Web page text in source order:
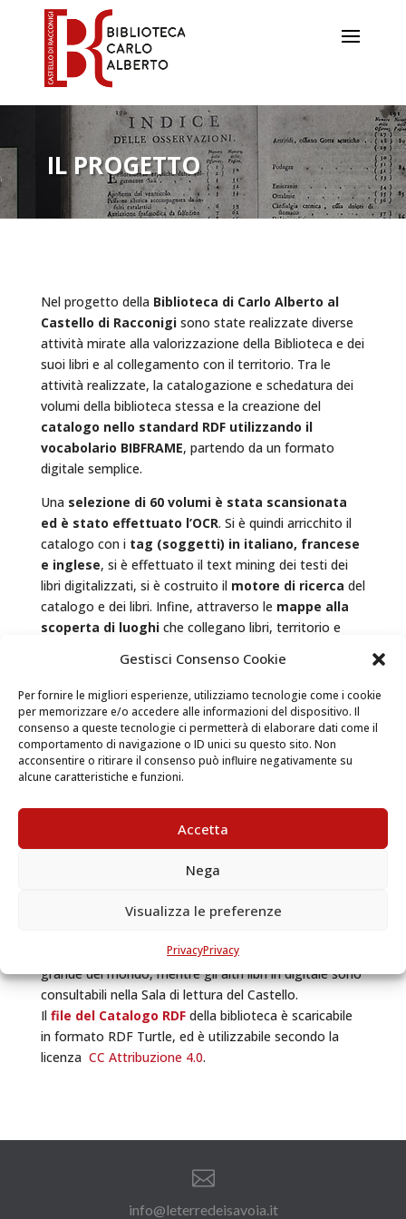
Gestisci Consenso Cookie
Per fornire le migliori esperienze, utilizziamo tecnologie come i cookie
per memorizzare e/o accedere alle informazioni del dispositivo. Il
consenso a queste tecnologie ci permetterà di elaborare dati come il
comportamento di navigazione o ID unici su questo sito. Non
acconsentire o ritirare il consenso può influire negativamente su
alcune caratteristiche e funzioni.
Accetta
Nega
Visualizza le preferenze
PrivacyPrivacy
IL PROGETTO
Nel progetto della Biblioteca di Carlo Alberto al
Castello di Racconigisono state realizzate diverse
attività mirate alla valorizzazione della Biblioteca e dei
suoi libri e al collegamento con il territorio. Tra le
attività realizzate, la catalogazione e schedatura dei
volumi della biblioteca stessa e la creazione del
catalogo nello standard RDF utilizzando il
vocabolario BIBFRAME, partendo da un formato
digitale semplice.
Una selezione di 60 volumi è stata scansionata
ed è stato effettuato l’OCR. Si è quindi arricchito il
catalogo con i tag (soggetti) in italiano, francese
e inglese, si è effettuato il text mining dei testi dei
libri digitalizzati, si è costruito il motore di ricerca del
catalogo e dei libri. Infine, attraverso le mappe alla
scoperta di luoghiche collegano libri, territorio e
ripercorrere i momenti che hanno fatto la storia
privata e pubblica di un Re.
Il sito web è stato progettato per far scoprire non
solo i libri, ma anche i luoghi di cui parlano i libri o con
cui, attraverso la storia e i personaggi, si creano
connessioni con il territorio locale attraverso delle
mappe interattive. Sono stati creati8 percorsi di
: Carlo Alberto, Casa Savoia, Infanzia, Viaggi e
luoghi, Satira e costume, Acqua e seta, Piante e
cucina e Lingua Piemontese che accompagnano il
leggevano Carlo Alberto, Vittorio Emanuele e tutti i
stati caricati su Archive.org, la biblioteca virtuale più
grande del mondo, mentre gli altri libri in digitale sono
consultabili nella Sala di lettura del Castello.
Il file del Catalogo RDFdella biblioteca è scaricabile
in formato RDF Turtle, ed è utilizzabile secondo la
licenza CC Attribuzione 4.0.

info@leterredeisavoia.it